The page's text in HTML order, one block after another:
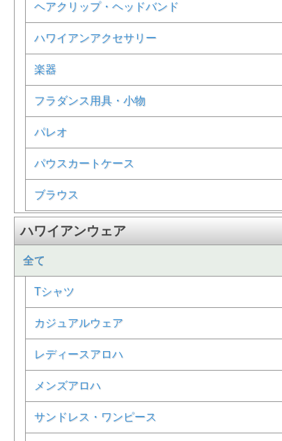
ヘアクリップ・ヘッドバンド
ハワイアンアクセサリー
楽器
フラダンス用具・小物
パレオ
パウスカートケース
ブラウス
ハワイアンウェア
全て
Tシャツ
カジュアルウェア
レディースアロハ
メンズアロハ
サンドレス・ワンピース